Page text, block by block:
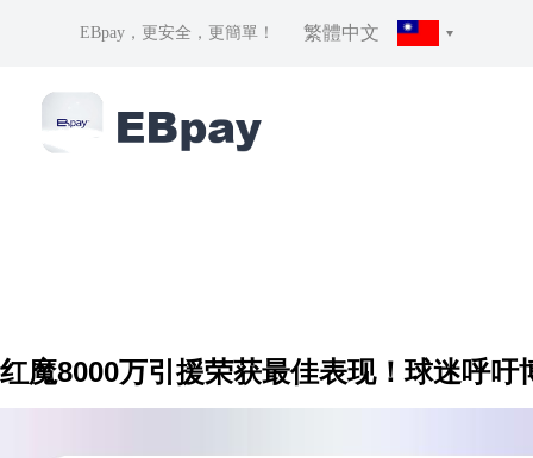
EBpay，更安全，更簡單！ 繁體中文
红魔8000万引援荣获最佳表现！球迷呼吁